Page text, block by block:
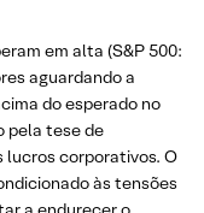
em alta (S&P 500:
aguardando a
do esperado no
pela tese de
corporativos. O
às tensões